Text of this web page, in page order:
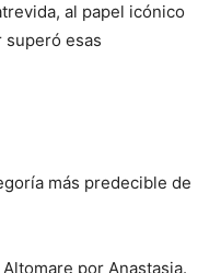
al papel icónico
superó esas
más predecible de
por Anastasia.